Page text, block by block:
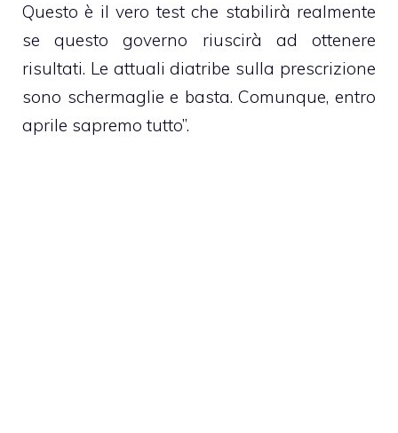
Questo è il vero test che stabilirà realmente
se questo governo riuscirà ad ottenere
risultati. Le attuali diatribe sulla prescrizione
sono schermaglie e basta. Comunque, entro
aprile sapremo tutto”.